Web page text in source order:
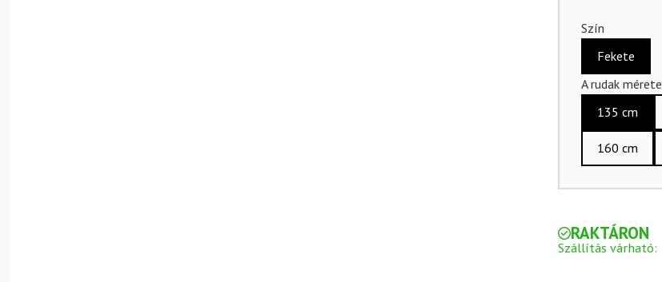
Szín
Fekete
A rudak mérete
135 cm
160 cm
RAKTÁRON
Szállítás várható: